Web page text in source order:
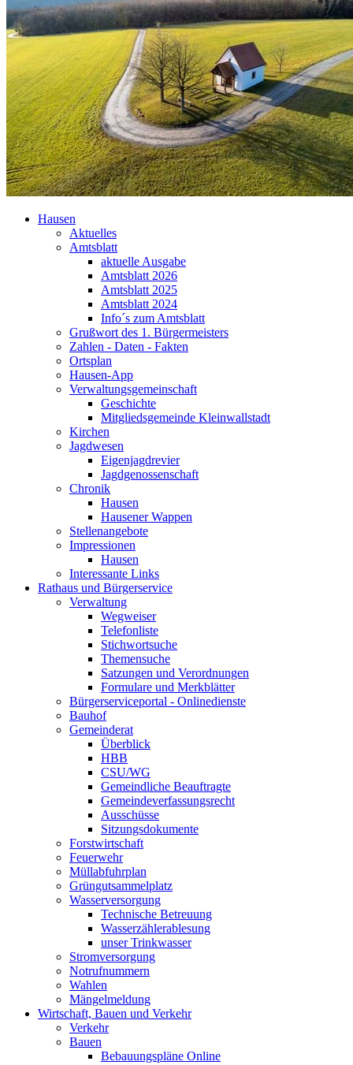
Hausen
Aktuelles
Amtsblatt
aktuelle Ausgabe
Amtsblatt 2026
Amtsblatt 2025
Amtsblatt 2024
Info´s zum Amtsblatt
Grußwort des 1. Bürgermeisters
Zahlen - Daten - Fakten
Ortsplan
Hausen-App
Verwaltungsgemeinschaft
Geschichte
Mitgliedsgemeinde Kleinwallstadt
Kirchen
Jagdwesen
Eigenjagdrevier
Jagdgenossenschaft
Chronik
Hausen
Hausener Wappen
Stellenangebote
Impressionen
Hausen
Interessante Links
Rathaus und Bürgerservice
Verwaltung
Wegweiser
Telefonliste
Stichwortsuche
Themensuche
Satzungen und Verordnungen
Formulare und Merkblätter
Bürgerserviceportal - Onlinedienste
Bauhof
Gemeinderat
Überblick
HBB
CSU/WG
Gemeindliche Beauftragte
Gemeindeverfassungsrecht
Ausschüsse
Sitzungsdokumente
Forstwirtschaft
Feuerwehr
Müllabfuhrplan
Grüngutsammelplatz
Wasserversorgung
Technische Betreuung
Wasserzählerablesung
unser Trinkwasser
Stromversorgung
Notrufnummern
Wahlen
Mängelmeldung
Wirtschaft, Bauen und Verkehr
Verkehr
Bauen
Bebauungspläne Online